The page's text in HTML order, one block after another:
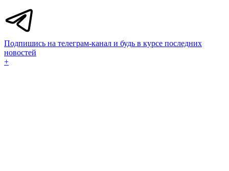
Подпишись на телеграм-канал и будь в курсе последних
новостей
+